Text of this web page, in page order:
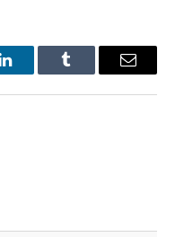
LinkedInTumblr Email